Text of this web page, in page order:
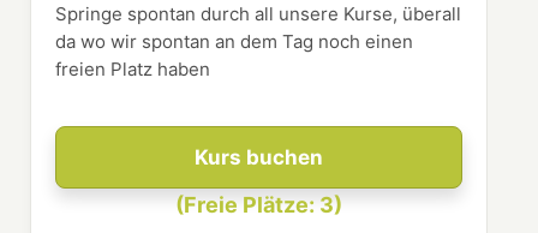
Kurs buchen
(Freie Plätze: 3)
Springe spontan durch all unsere Kurse, überall
da wo wir spontan an dem Tag noch einen
freien Platz haben